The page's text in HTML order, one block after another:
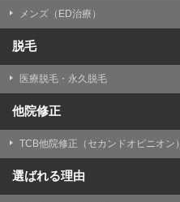
メンズ（ED治療）
脱毛
医療脱毛・永久脱毛
他院修正
TCB他院修正（セカンドオピニオン）
選ばれる理由